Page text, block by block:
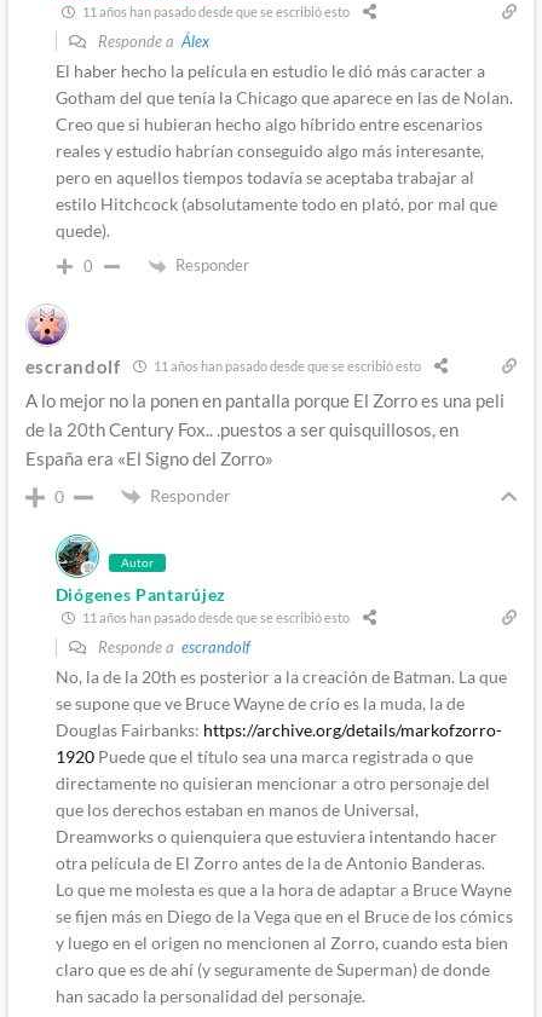
11 años han pasado desde que se escribió esto
Responde a Álex
El haber hecho la película en estudio le dió más caracter a
Gotham del que tenía la Chicago que aparece en las de Nolan.
Creo que si hubieran hecho algo híbrido entre escenarios
reales y estudio habrían conseguido algo más interesante,
pero en aquellos tiempos todavía se aceptaba trabajar al
estilo Hitchcock (absolutamente todo en plató, por mal que
quede).
0 Responder
escrandolf 11 años han pasado desde que se escribió esto
A lo mejor no la ponen en pantalla porque El Zorro es una peli
de la 20th Century Fox.. .puestos a ser quisquillosos, en
España era «El Signo del Zorro»
0 Responder
Autor
Diógenes Pantarújez
11 años han pasado desde que se escribió esto
Responde a escrandolf
No, la de la 20th es posterior a la creación de Batman. La que
se supone que ve Bruce Wayne de crío es la muda, la de
Douglas Fairbanks: https://archive.org/details/markofzorro-
1920Puede que el título sea una marca registrada o que
directamente no quisieran mencionar a otro personaje del
que los derechos estaban en manos de Universal,
Dreamworks o quienquiera que estuviera intentando hacer
otra película de El Zorro antes de la de Antonio Banderas.
Lo que me molesta es que a la hora de adaptar a Bruce Wayne
se fijen más en Diego de la Vega que en el Bruce de los cómics
y luego en el origen no mencionen al Zorro, cuando esta bien
claro que es de ahí (y seguramente de Superman) de donde
han sacado la personalidad del personaje.